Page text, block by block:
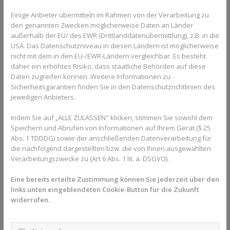
erklären.
Den Behandlungsplan richtig
hinterfragen
Bei einer Zweitmeinung geht es vor allem um den Vergleich der
zum Ziehen von Zähnen? Wie sieht es mit der Stabilität des
Ergebnisses nach der Behandlung aus? Welche Rolle spielt die
Ästhetik im Vergleich zur Funktion? Oft führen verschiedene
Wege zum Ziel, doch der Komfort und die biologische
Verträglichkeit während der Zeit können sich massiv
Ein seriöser Kieferorthopäde wird auch die Kostentransparenz
thematisieren. Er sollte Ihnen erklären, welche Leistungen
Zusatzleistungen (wie z. B. sanfte, selbstligierende Brackets) den
Einige Anbieter übermitteln im Rahmen von der Verarbeitung zu
den genannten Zwecken möglicherweise Daten an Länder
außerhalb der EU/ des EWR (Drittlanddatenübermittlung), z.B. in die
USA. Das Datenschutzniveau in diesen Ländern ist möglicherweise
nicht mit dem in den EU-/EWR-Ländern vergleichbar. Es besteht
daher ein erhöhtes Risiko, dass staatliche Behörden auf diese
Daten zugreifen können. Weitere Informationen zu
Sicherheitsgarantien finden Sie in den Datenschutzrichtlinien des
jeweiligen Anbieters.
Indem Sie auf „ALLE ZULASSEN" klicken, stimmen Sie sowohl dem
Speichern und Abrufen von Informationen auf Ihrem Gerät (§ 25
Abs. 1 TDDDG) sowie der anschließenden Datenverarbeitung für
die nachfolgend dargestellten bzw. die von Ihnen ausgewählten
Verarbeitungszwecke zu (Art 6 Abs. 1 lit. a. DSGVO).
Eine bereits erteilte Zustimmung können Sie jederzeit über den
links unten eingeblendeten Cookie-Button für die Zukunft
widerrufen.